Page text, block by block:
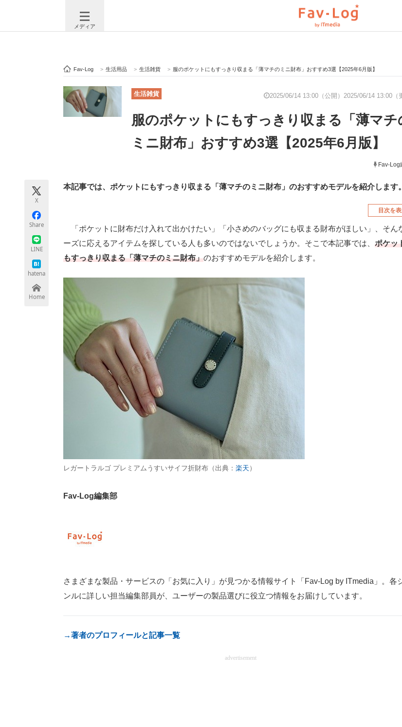
メディア
注目記事を集めた総合ページ ITの今と未来を見通す スマホと通信の最新トレンド
ビジネスと働き方のヒント AI活用のいまが分かる 企業ITのトレンドを詳説 経
製
ちょっと気になるネットの話題
Fav-Log > 生活用品 > 生活雑貨 > 服のポケットにもすっきり収まる「薄マチのミニ財布」おすすめ3選【2025年6月版】
生活雑貨 2025/06/14 13:00（公開） 2025/06/14 13:00（
服のポケットにもすっきり収まる「薄マチ
ミニ財布」おすすめ3選【2025年6月版】
Fav-Log
X
Share
LINE
hatena
Home
本記事では、ポケットにもすっきり収まる「薄マチのミニ財布」のおすすめモデルを紹介します。
目次を
「ポケットに財布だけ入れて出かけたい」「小さめのバッグにも収まる財布がほしい」、そん
ーズに応えるアイテムを探している人も多いのではないでしょうか。そこで本記事では、 ポケッ
もすっきり収まる「薄マチのミニ財布」のおすすめモデルを紹介します。
レガートラルゴ プレミアムうすいサイフ折財布（出典： 楽天）
Fav-Log編集部
さまざまな製品・サービスの「お気に入り」が見つかる情報サイト「Fav-Log by ITmedia」。各
ンルに詳しい担当編集部員が、ユーザーの製品選びに役立つ情報をお届けしています。
→著者のプロフィールと記事一覧
advertisement